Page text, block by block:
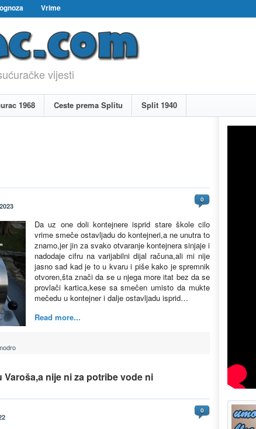
Vrime
vijesti
1968 Ceste prema Splitu Split 1940
0
Da uz one doli kontejnere isprid stare škole cilo
vrime smeče ostavljadu do kontejneri,a ne unutra to
znamo,jer jin za svako otvaranje kontejnera sinjaje i
nadodaje cifru na varijabilni dijal računa,ali mi nije
jasno sad kad je to u kvaru i piše kako je spremnik
otvoren,šta znači da se u njega more itat bez da se
provlači kartica,kese sa smečen umisto da mukte
mečedu u kontejner i dalje ostavljadu isprid…
Read more...
nije ni za potribe vode ni
0